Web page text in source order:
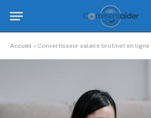
Accueil » Convertisseur salaire brut/net en